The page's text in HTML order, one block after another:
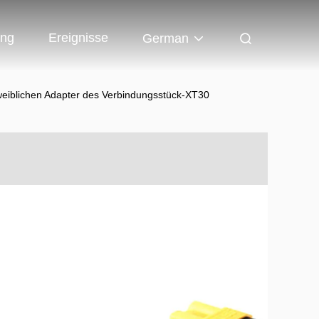
Ereignisse German
Adapter des Verbindungsstück-XT30